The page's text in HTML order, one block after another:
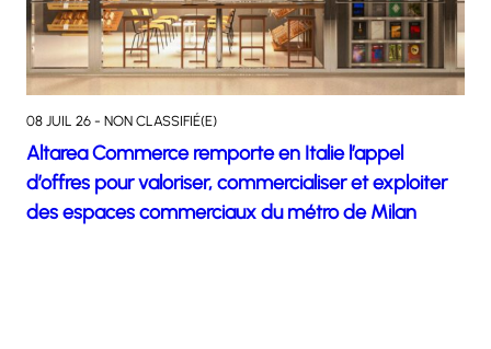
08 JUIL 26 - NON CLASSIFIÉ(E)
Altarea Commerce remporte en Italie l’appel
d’offres pour valoriser, commercialiser et exploiter
des espaces commerciaux du métro de Milan